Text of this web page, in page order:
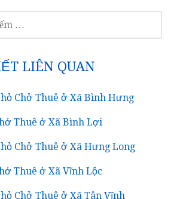
LIÊN QUAN
Chở Thuê ở Xã Bình Hưng
Thuê ở Xã Bình Lợi
Chở Thuê ở Xã Hưng Long
Thuê ở Xã Vĩnh Lộc
Chở Thuê ở Xã Tân Vĩnh